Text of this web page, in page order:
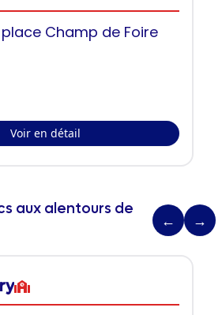
Champ de Foire
Voir en détail
aux alentours de
← →